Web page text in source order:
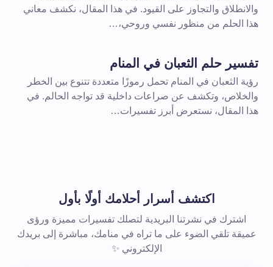
والانطلاق والتجاوز على القيود. في هذا المقال، نكشف معاني
هذا الحلم من منظور نفسي وروحي،…
تفسير حلم الثعبان في المنام
رؤية الثعبان في المنام تحمل رموزًا متعددة تتنوع بين الخطر
والخلاص، وتكشف عن صراعات داخلية قد تواجه الحالم. في
هذا المقال، نستعرض أبرز تفسيرات…
اكتشف أسرار أحلامك أولًا بأول
اشترك في نشرتنا البريدية لتصلك تفسيرات مميزة ورؤى
عميقة تلقي الضوء على ما تراه في منامك، مباشرة إلى بريدك
الإلكتروني ✨